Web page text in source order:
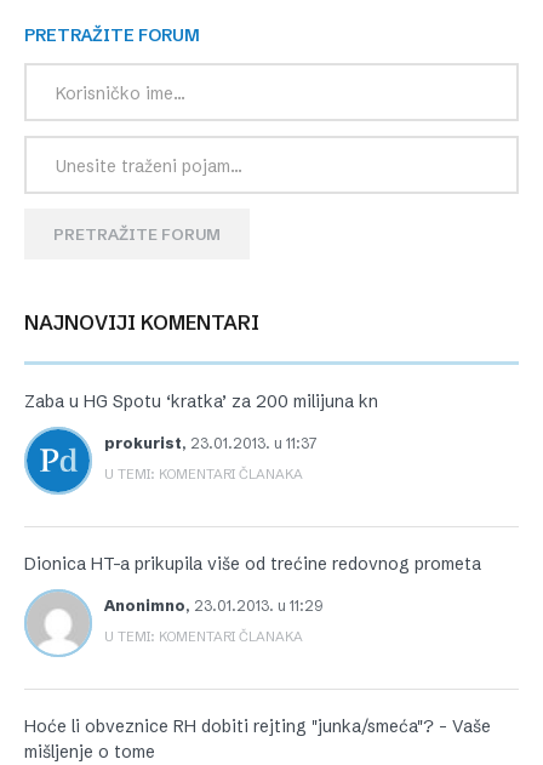
PRETRAŽITE FORUM
PRETRAŽITE FORUM
NAJNOVIJI KOMENTARI
Zaba u HG Spotu ‘kratka’ za 200 milijuna kn
prokurist, 23.01.2013. u 11:37
U TEMI: KOMENTARI ČLANAKA
Dionica HT-a prikupila više od trećine redovnog prometa
Anonimno, 23.01.2013. u 11:29
U TEMI: KOMENTARI ČLANAKA
Hoće li obveznice RH dobiti rejting "junka/smeća"? – Vaše
mišljenje o tome